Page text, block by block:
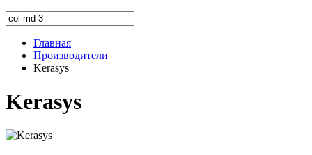
Главная
Производители
Kerasys
Kerasys